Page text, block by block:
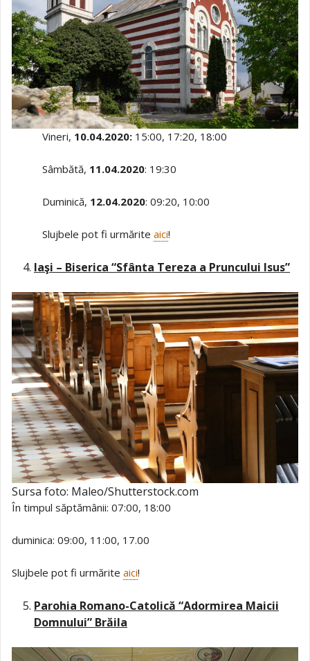
Vineri, 10.04.2020: 15:00, 17:20, 18:00
Sâmbătă, 11.04.2020: 19:30
Duminică, 12.04.2020: 09:20, 10:00
Slujbele pot fi urmărite aici!
Iaşi – Biserica “Sfânta Tereza a Pruncului Isus”
Sursa foto: Maleo/Shutterstock.com
În timpul săptămânii: 07:00, 18:00
duminica: 09:00, 11:00, 17.00
Slujbele pot fi urmărite aici!
Parohia Romano-Catolică “Adormirea Maicii
Domnului” Brăila